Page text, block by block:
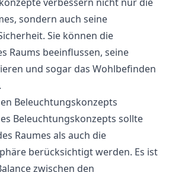
sondern auch seine
Sie können die
Raums beeinflussen, seine
und sogar das Wohlbefinden
Beleuchtungskonzepts
Beleuchtungskonzepts sollte
Raumes als auch die
berücksichtigt werden. Es ist
zwischen den